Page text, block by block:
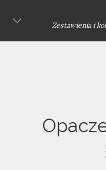
Zestawienia i